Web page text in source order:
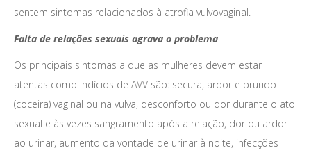
sentem sintomas relacionados à atrofia vulvovaginal.
Falta de relações sexuais agrava o problema
Os principais sintomas a que as mulheres devem estar
atentas como indícios de AVV são: secura, ardor e prurido
(coceira) vaginal ou na vulva, desconforto ou dor durante o ato
sexual e às vezes sangramento após a relação, dor ou ardor
ao urinar, aumento da vontade de urinar à noite, infecções